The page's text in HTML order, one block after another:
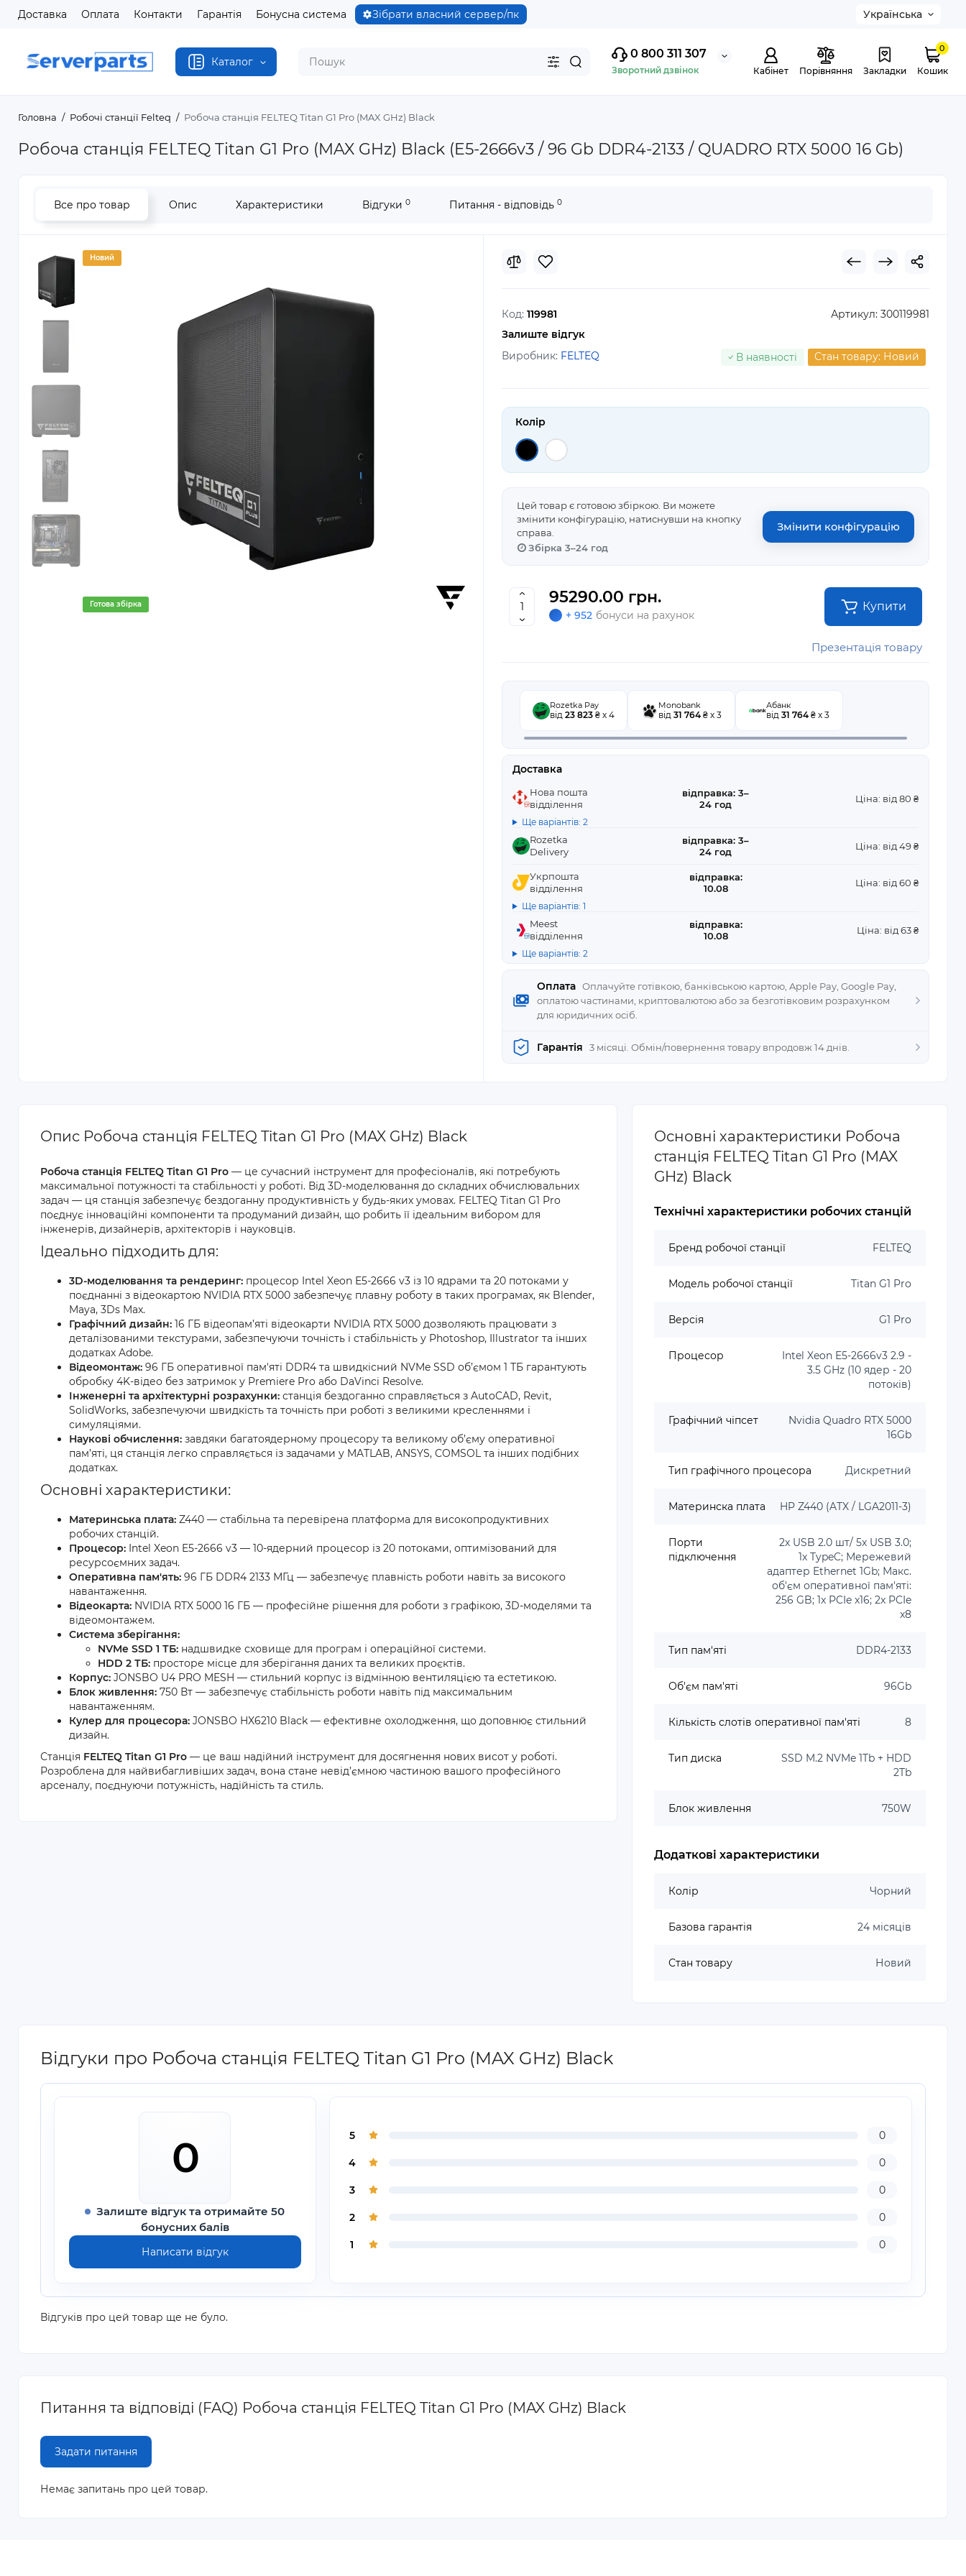
Доставка Оплата Контакти Гарантія Бонусна система Зібрати власний сервер/пк Українська
Каталог
0 800 311 307
Зворотний дзвінок Кабінет Порівняння Закладки
0
Кошик
Головна Робочі станції Felteq Робоча станція FELTEQ Titan G1 Pro (MAX GHz) Black
Робоча станція FELTEQ Titan G1 Pro (MAX GHz) Black (E5-2666v3 / 96 Gb DDR4-2133 / QUADRO RTX 5000 16 Gb)
Все про товар Опис Характеристики Відгуки 0 Питання - відповідь 0
Новий
Готова збірка
Код: 119981
Залиште відгук
Артикул: 300119981
Виробник: FELTEQ В наявності Стан товару: Новий
Колір
Цей товар є готовою збіркою. Ви можете
змінити конфігурацію, натиснувши на кнопку
справа.
Збірка 3–24 год
Змінити конфігурацію
95290.00 грн.
+ 952 бонуси на рахунок
Купити
Презентація товару
Оплата Оплачуйте готівкою, банківською картою, Apple Pay, Google Pay,
оплатою частинами, криптовалютою або за безготівковим розрахунком
для юридичних осіб.
Rozetka Pay
від 23 823 ₴ x 4
Monobank
від 31 764 ₴ x 3
Абанк
від 31 764 ₴ x 3
Доставка
Нова пошта
відділення
відправка: 3–
24 год
Ціна: від 80 ₴
Ще варіантів: 2
Rozetka
Delivery
відправка: 3–
24 год
Ціна: від 49 ₴
Укрпошта
відділення
відправка:
10.08
Ціна: від 60 ₴
Ще варіантів: 1
Meest
відділення
відправка:
10.08
Ціна: від 63 ₴
Ще варіантів: 2
Гарантія 3 місяці. Обмін/повернення товару впродовж 14 днів.
Опис Робоча станція FELTEQ Titan G1 Pro (MAX GHz) Black
Робоча станція FELTEQ Titan G1 Pro — це сучасний інструмент для професіоналів, які потребують
максимальної потужності та стабільності у роботі. Від 3D-моделювання до складних обчислювальних
задач — ця станція забезпечує бездоганну продуктивність у будь-яких умовах. FELTEQ Titan G1 Pro
поєднує інноваційні компоненти та продуманий дизайн, що робить її ідеальним вибором для
інженерів, дизайнерів, архітекторів і науковців.
Ідеально підходить для:
3D-моделювання та рендеринг: процесор Intel Xeon E5-2666 v3 із 10 ядрами та 20 потоками у
поєднанні з відеокартою NVIDIA RTX 5000 забезпечує плавну роботу в таких програмах, як Blender,
Maya, 3Ds Max.
Графічний дизайн: 16 ГБ відеопам’яті відеокарти NVIDIA RTX 5000 дозволяють працювати з
деталізованими текстурами, забезпечуючи точність і стабільність у Photoshop, Illustrator та інших
додатках Adobe.
Відеомонтаж: 96 ГБ оперативної пам'яті DDR4 та швидкісний NVMe SSD об’ємом 1 ТБ гарантують
обробку 4K-відео без затримок у Premiere Pro або DaVinci Resolve.
Інженерні та архітектурні розрахунки: станція бездоганно справляється з AutoCAD, Revit,
SolidWorks, забезпечуючи швидкість та точність при роботі з великими кресленнями і
симуляціями.
Наукові обчислення: завдяки багатоядерному процесору та великому об’єму оперативної
пам’яті, ця станція легко справляється із задачами у MATLAB, ANSYS, COMSOL та інших подібних
додатках.
Основні характеристики:
Материнська плата: Z440 — стабільна та перевірена платформа для високопродуктивних
робочих станцій.
Процесор: Intel Xeon E5-2666 v3 — 10-ядерний процесор із 20 потоками, оптимізований для
ресурсоємних задач.
Оперативна пам'ять: 96 ГБ DDR4 2133 МГц — забезпечує плавність роботи навіть за високого
навантаження.
Відеокарта: NVIDIA RTX 5000 16 ГБ — професійне рішення для роботи з графікою, 3D-моделями та
відеомонтажем.
Система зберігання:
NVMe SSD 1 ТБ: надшвидке сховище для програм і операційної системи.
HDD 2 ТБ: просторе місце для зберігання даних та великих проєктів.
Корпус: JONSBO U4 PRO MESH — стильний корпус із відмінною вентиляцією та естетикою.
Блок живлення: 750 Вт — забезпечує стабільність роботи навіть під максимальним
навантаженням.
Кулер для процесора: JONSBO HX6210 Black — ефективне охолодження, що доповнює стильний
дизайн.
Станція FELTEQ Titan G1 Pro — це ваш надійний інструмент для досягнення нових висот у роботі.
Розроблена для найвибагливіших задач, вона стане невід’ємною частиною вашого професійного
арсеналу, поєднуючи потужність, надійність та стиль.
Основні характеристики Робоча
станція FELTEQ Titan G1 Pro (MAX
GHz) Black
Технічні характеристики робочих станцій
Бренд робочої станції FELTEQ
Модель робочої станції Titan G1 Pro
Версія G1 Pro
Процесор
Intel Xeon E5-2666v3 2.9 -
3.5 GHz (10 ядер - 20
потоків)
Графічний чіпсет
Nvidia Quadro RTX 5000
16Gb
Тип графічного процесора Дискретний
Материнска плата HP Z440 (ATX / LGA2011-3)
Порти
підключення
2x USB 2.0 шт/ 5x USB 3.0;
1x TypeC; Мережевий
адаптер Ethernet 1Gb; Макс.
об'єм оперативної пам'яті:
256 GB; 1x PCIe x16; 2x PCIe
x8
Тип пам'яті DDR4-2133
Об'єм пам'яті 96Gb
Кількість слотів оперативної пам'яті 8
Тип диска
SSD M.2 NVMe 1Tb + HDD
2Tb
Блок живлення 750W
Додаткові характеристики
Колір Чорний
Базова гарантія 24 місяців
Стан товару Новий
Відгуки про Робоча станція FELTEQ Titan G1 Pro (MAX GHz) Black
0
Залиште відгук та отримайте 50
бонусних балів
Написати відгук
5 0
4 0
3 0
2 0
1 0
Відгуків про цей товар ще не було.
Питання та відповіді (FAQ) Робоча станція FELTEQ Titan G1 Pro (MAX GHz) Black
Задати питання
Немає запитань про цей товар.